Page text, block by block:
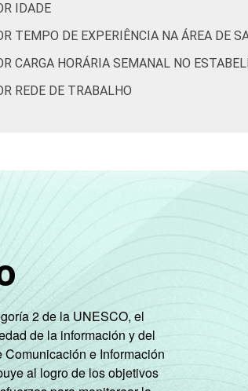
IDADE
TEMPO DE EXPERIÊNCIA NA ÁREA DE
CARGA HORÁRIA SEMANAL NO
REDE DE TRABALHO
2 de la UNESCO, el
de la información y del
e Información
al logro de los objetivos